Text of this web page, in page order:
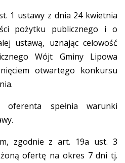
1 ustawy z dnia 24 kwietnia
pożytku publicznego i o
ustawą, uznając celowość
Wójt Gminy Lipowa
otwartego konkursu
oferenta spełnia warunki
zgodnie z art. 19a ust. 3
ofertę na okres 7 dni tj.